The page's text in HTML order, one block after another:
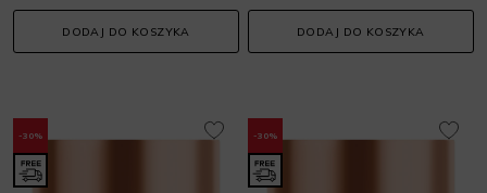
DODAJ DO KOSZYKA DODAJ DO KOSZYKA
-30% -30%